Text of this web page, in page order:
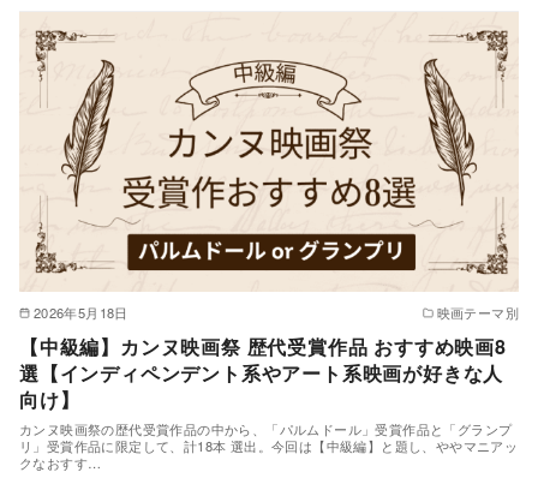
2026年5月18日 映画テーマ別
【中級編】カンヌ映画祭 歴代受賞作品 おすすめ映画8
選【インディペンデント系やアート系映画が好きな人
向け】
カンヌ映画祭の歴代受賞作品の中から、「パルムドール」受賞作品と「グランプ
リ」受賞作品に限定して、計18本 選出。今回は【中級編】と題し、ややマニアッ
クなおすす…